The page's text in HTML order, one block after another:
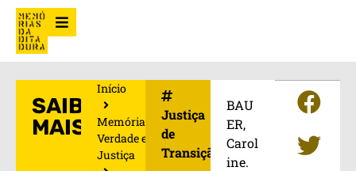
SAIBA
MAIS
Início
Memória,
Verdade e
Justiça
Justiça
de
Transição
BAU
ER,
Carol
ine.